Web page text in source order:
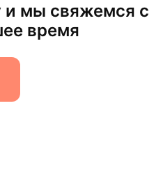
и мы свяжемся с
время